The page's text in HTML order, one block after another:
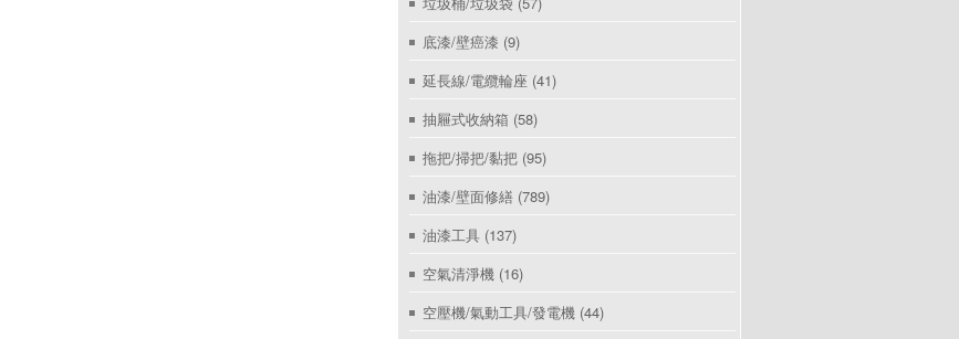
底漆/壁癌漆 (9)
延長線/電纜輪座 (41)
抽屜式收納箱 (58)
拖把/掃把/黏把 (95)
油漆/壁面修繕 (789)
油漆工具 (137)
空氣清淨機 (16)
空壓機/氣動工具/發電機 (44)